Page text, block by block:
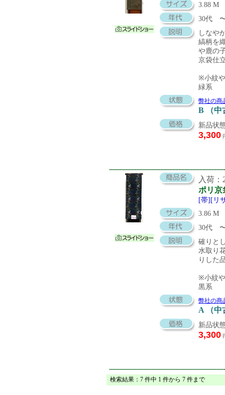
3.88 M
30代
しなや
縞柄を
や鹿の
京袋仕
※小紋
緑系
弊社の商
B （中
新品状
3,300
入荷：
ポリ京
[帯][リ
3.86 M
30代
確りと
水取り
りした
※小紋
黒系
弊社の商
A （中
新品状
3,300
検索結果：7 件中 1 件から 7 件まで